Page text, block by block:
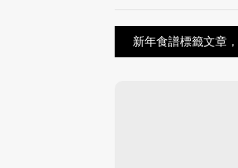
新年食譜標籤文章